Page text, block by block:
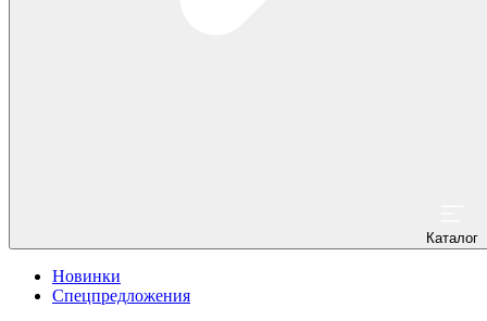
Каталог
Новинки
Спецпредложения